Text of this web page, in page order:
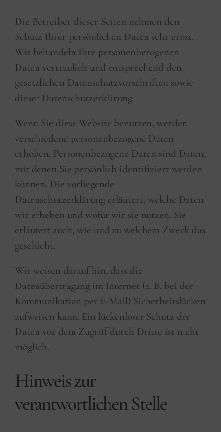
Die Betreiber dieser Seiten nehmen den
Schutz Ihrer persönlichen Daten sehr ernst.
Wir behandeln Ihre personenbezogenen
Daten vertraulich und entsprechend den
gesetzlichen Datenschutzvorschriften sowie
dieser Datenschutzerklärung.
Wenn Sie diese Website benutzen, werden
verschiedene personenbezogene Daten
erhoben. Personenbezogene Daten sind Daten,
mit denen Sie persönlich identifiziert werden
können. Die vorliegende
Datenschutzerklärung erläutert, welche Daten
wir erheben und wofür wir sie nutzen. Sie
erläutert auch, wie und zu welchem Zweck das
geschieht.
Wir weisen darauf hin, dass die
Datenübertragung im Internet (z. B. bei der
Kommunikation per E-Mail) Sicherheitslücken
aufweisen kann. Ein lückenloser Schutz der
Daten vor dem Zugriff durch Dritte ist nicht
möglich.
Hinweis zur
verantwortlichen Stelle